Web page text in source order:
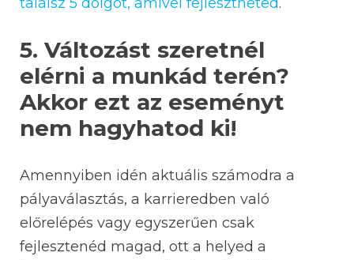
5. Változást szeretnél
elérni a munkád terén?
Akkor ezt az eseményt
nem hagyhatod ki!
Amennyiben idén aktuális számodra a
pályaválasztás, a karrieredben való
előrelépés vagy egyszerűen csak
fejlesztenéd magad, ott a helyed a